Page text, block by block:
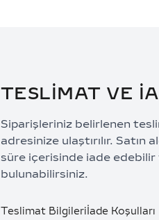
TESLİMAT VE
Siparişleriniz belirlenen
adresinize ulaştırılır. Satın
süre içerisinde iade
bulunabilirsiniz.
Teslimat Bilgileri İade Koşulları